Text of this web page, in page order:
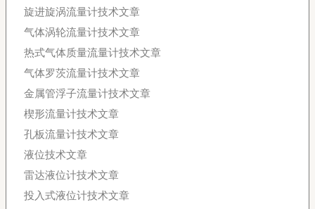
旋进旋涡流量计技术文章
气体涡轮流量计技术文章
热式气体质量流量计技术文章
气体罗茨流量计技术文章
金属管浮子流量计技术文章
楔形流量计技术文章
孔板流量计技术文章
液位技术文章
雷达液位计技术文章
投入式液位计技术文章